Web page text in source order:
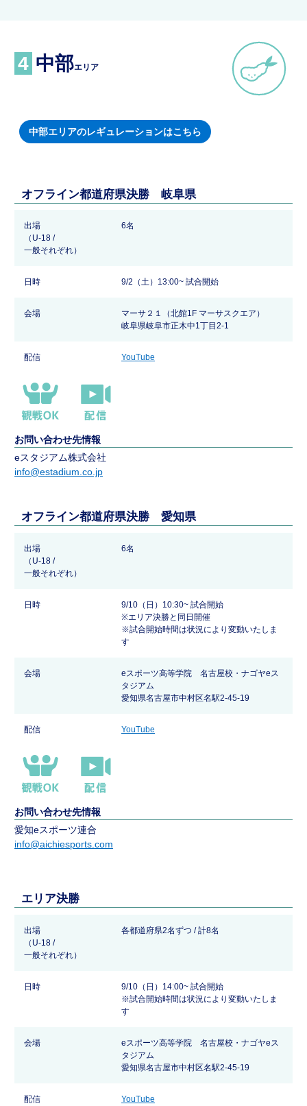
4 中部エリア
中部エリアのレギュレーションはこちら
オフライン都道府県決勝 岐阜県
出場
（U-18 /
一般それぞれ）
6名
日時 9/2（土）13:00~ 試合開始
会場
マーサ２１（北館1F マーサスクエア）
岐阜県岐阜市正木中1丁目2-1
配信 YouTube
お問い合わせ先情報
eスタジアム株式会社
info@estadium.co.jp
オフライン都道府県決勝 愛知県
出場
（U-18 /
一般それぞれ）
6名
日時
9/10（日）10:30~ 試合開始
※エリア決勝と同日開催
※試合開始時間は状況により変動いたしま
す
会場
eスポーツ高等学院 名古屋校・ナゴヤeス
タジアム
愛知県名古屋市中村区名駅2-45-19
配信 YouTube
お問い合わせ先情報
愛知eスポーツ連合
info@aichiesports.com
エリア決勝
出場
（U-18 /
一般それぞれ）
各都道府県2名ずつ / 計8名
日時
9/10（日）14:00~ 試合開始
※試合開始時間は状況により変動いたしま
す
会場
eスポーツ高等学院 名古屋校・ナゴヤeス
タジアム
愛知県名古屋市中村区名駅2-45-19
配信 YouTube